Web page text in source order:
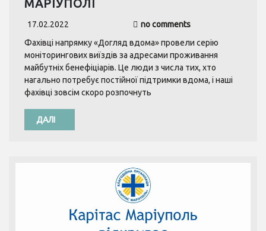
МАРІУПОЛІ
17.02.2022
no comments
Фахівці напрямку «Догляд вдома» провели серію
моніторингових виїздів за адресами проживання
майбутніх бенефіціарів. Це люди з числа тих, хто
нагально потребує постійної підтримки вдома, і наші
фахівці зовсім скоро розпочнуть
ДАЛІ